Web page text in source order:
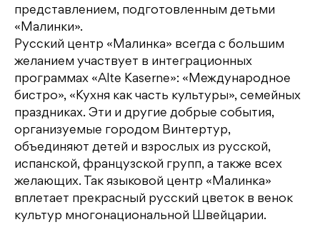
представлением, подготовленным детьми
«Малинки».
Русский центр «Малинка» всегда с большим
желанием участвует в интеграционных
программах «Alte Kaserne»: «Международное
бистро», «Кухня как часть культуры», семейных
праздниках. Эти и другие добрые события,
организуемые городом Винтертур,
объединяют детей и взрослых из русской,
испанской, французской групп, а также всех
желающих. Так языковой центр «Малинка»
вплетает прекрасный русский цветок в венок
культур многонациональной Швейцарии.